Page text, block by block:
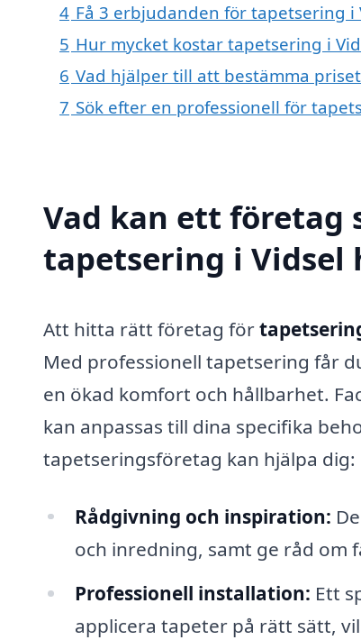
4 Få 3 erbjudanden för tapetsering
5 Hur mycket kostar tapetsering i
6 Vad hjälper till att bestämma
7 Sök efter en professionell för
Vad kan ett företag
tapetsering i Vidsel
Att hitta rätt företag för
Med professionell tapetsering får
en ökad komfort och hållbarhet.
kan anpassas till dina specifika
tapetseringsföretag kan hjälpa dig:
Rådgivning och inspiration:
och inredning, samt ge råd om
Professionell installation: Ett
applicera tapeter på rätt sätt,